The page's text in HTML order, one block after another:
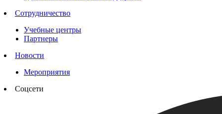
Сотрудничество
Учебные центры
Партнеры
Новости
Мероприятия
Соцсети